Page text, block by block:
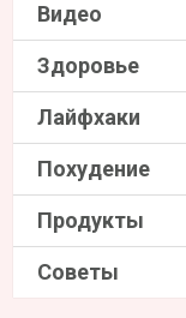
Видео
Здоровье
Лайфхаки
Похудение
Продукты
Советы